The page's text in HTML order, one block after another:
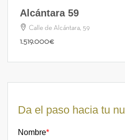
Alcántara 59
Calle de Alcántara, 59
1.519.000€